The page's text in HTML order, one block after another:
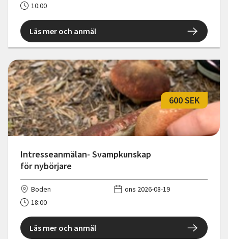
10:00
Läs mer och anmäl
Intresseanmälan- Svampkunskap
för nybörjare
600 SEK
Boden
ons 2026-08-19
18:00
Läs mer och anmäl